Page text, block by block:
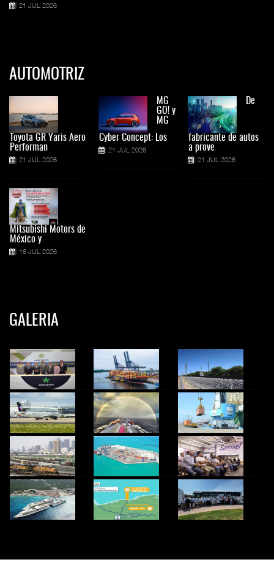
21 JUL 2026
AUTOMOTRIZ
Toyota GR Yaris Aero
Performan
21 JUL 2026
Mitsubishi Motors de
México y
16 JUL 2026
MG
GO! y
MG
Cyber Concept: Los
21 JUL 2026
De
fabricante de autos
a prove
21 JUL 2026
GALERIA